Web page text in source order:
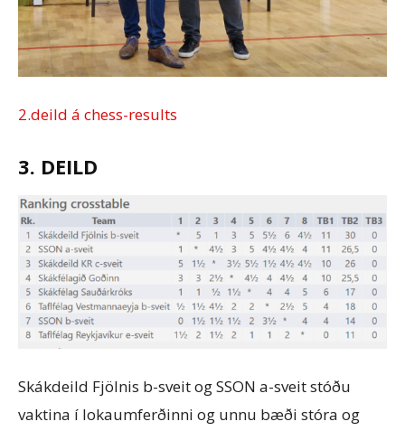
2.deild á chess-results
3. DEILD
Skákdeild Fjölnis b-sveit og SSON a-sveit stóðu
vaktina í lokaumferðinni og unnu bæði stóra og